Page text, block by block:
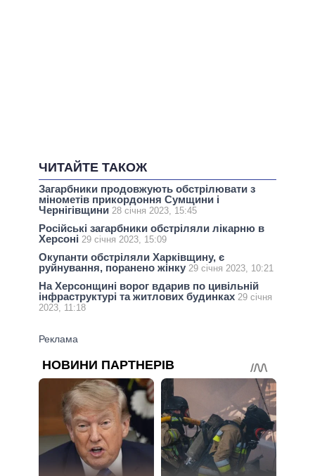
ЧИТАЙТЕ ТАКОЖ
Загарбники продовжують обстрілювати з
мінометів прикордоння Сумщини і
Чернігівщини 28 січня 2023, 15:45
Російські загарбники обстріляли лікарню в
Херсоні 29 січня 2023, 15:09
Окупанти обстріляли Харківщину, є
руйнування, поранено жінку 29 січня 2023, 10:21
На Херсонщині ворог вдарив по цивільній
інфраструктурі та житлових будинках 29 січня
2023, 11:18